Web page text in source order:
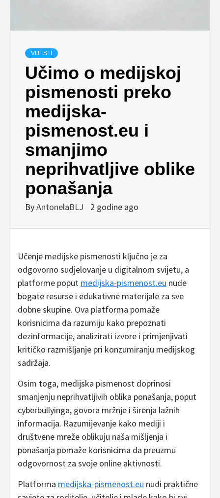
VIJESTI
Učimo o medijskoj
pismenosti preko
medijska-
pismenost.eu i
smanjimo
neprihvatljive oblike
ponašanja
ByAntonelaBLJ 2 godine ago
Učenje medijske pismenosti ključno je za
odgovorno sudjelovanje u digitalnom svijetu, a
platforme poput medijska-pismenost.eu nude
bogate resurse i edukativne materijale za sve
dobne skupine. Ova platforma pomaže
korisnicima da razumiju kako prepoznati
dezinformacije, analizirati izvore i primjenjivati
kritičko razmišljanje pri konzumiranju medijskog
sadržaja.
Osim toga, medijska pismenost doprinosi
smanjenju neprihvatljivih oblika ponašanja, poput
cyberbullyinga, govora mržnje i širenja lažnih
informacija. Razumijevanje kako mediji i
društvene mreže oblikuju naša mišljenja i
ponašanja pomaže korisnicima da preuzmu
odgovornost za svoje online aktivnosti.
Platforma medijska-pismenost.eu nudi praktične